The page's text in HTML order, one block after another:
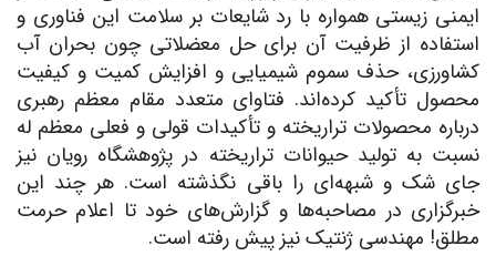
ایمنی زیستی همواره با رد شایعات بر سلامت این فناوری و
استفاده از ظرفیت آن برای حل معضلاتی چون بحران آب
کشاورزی، حذف سموم شیمیایی و افزایش کمیت و کیفیت
محصول تأکید کرده‌اند. فتاوای متعدد مقام معظم رهبری
درباره محصولات تراریخته و تأکیدات قولی و فعلی معظم له
نسبت به تولید حیوانات تراریخته در پژوهشگاه رویان نیز
جای شک و شبهه‌ای را باقی نگذشته است. هر چند این
خبرگزاری در مصاحبه‌ها و گزارش‌های خود تا اعلام حرمت
مطلق! مهندسی ژنتیک نیز پیش رفته است.